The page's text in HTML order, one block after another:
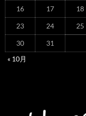
16 17 18
23 24 25
30
31
« 10月